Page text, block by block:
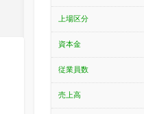
上場区分
資本金
従業員数
売上高